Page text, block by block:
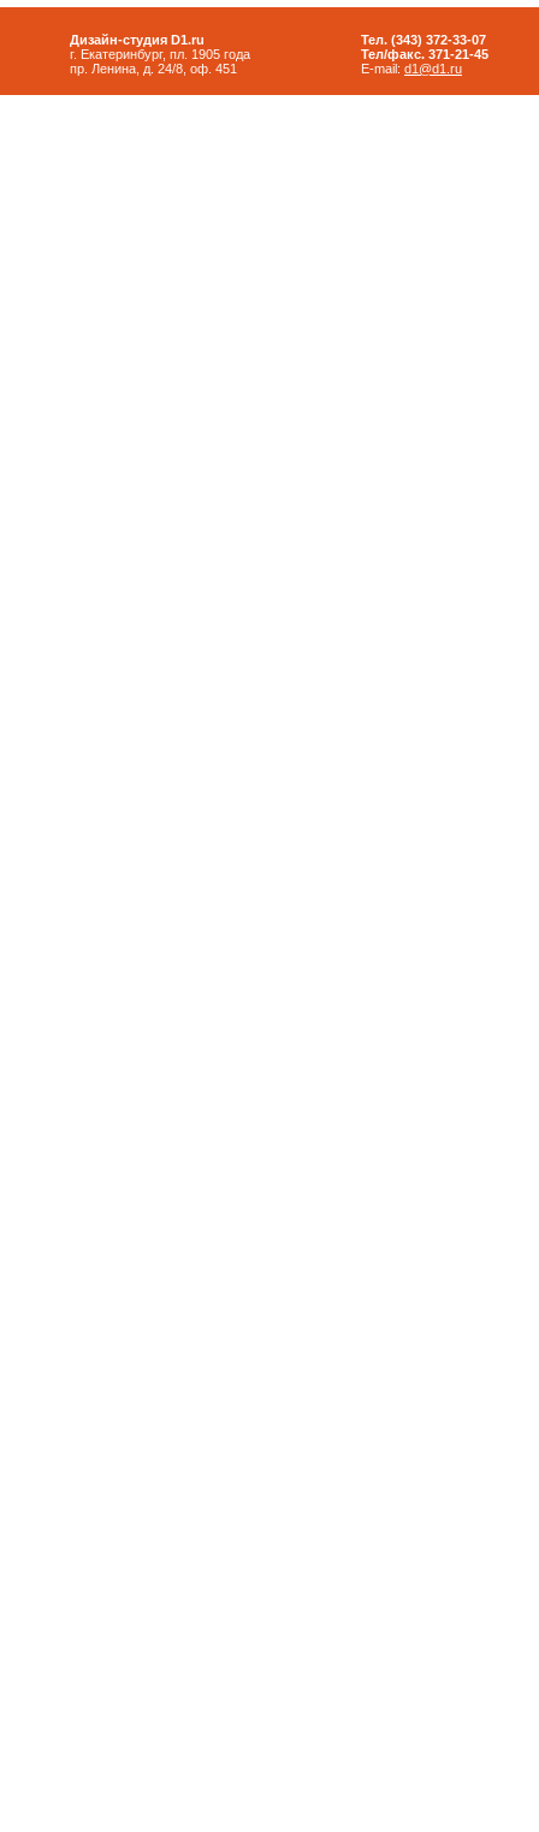
Дизайн-студия D1.ru
г. Екатеринбург, пл. 1905 года
пр. Ленина, д. 24/8, оф. 451
Тел. (343) 372-33-07
Тел/факс. 371-21-45
E-mail: d1@d1.ru